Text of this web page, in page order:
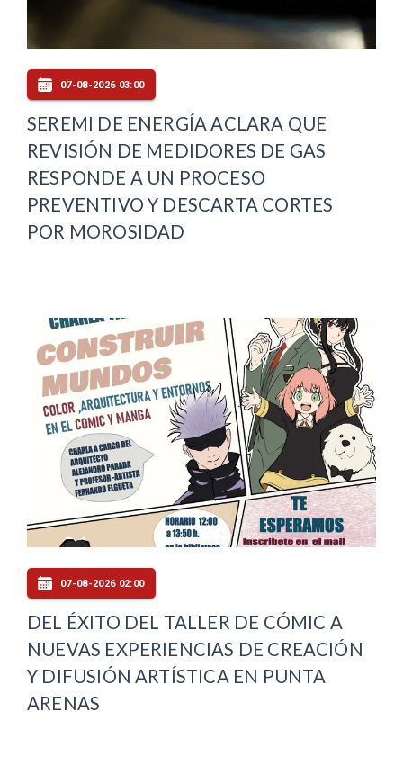
07-08-2026 03:00
SEREMI DE ENERGÍA ACLARA QUE
REVISIÓN DE MEDIDORES DE GAS
RESPONDE A UN PROCESO
PREVENTIVO Y DESCARTA CORTES
POR MOROSIDAD
07-08-2026 02:00
DEL ÉXITO DEL TALLER DE CÓMIC A
NUEVAS EXPERIENCIAS DE CREACIÓN
Y DIFUSIÓN ARTÍSTICA EN PUNTA
ARENAS